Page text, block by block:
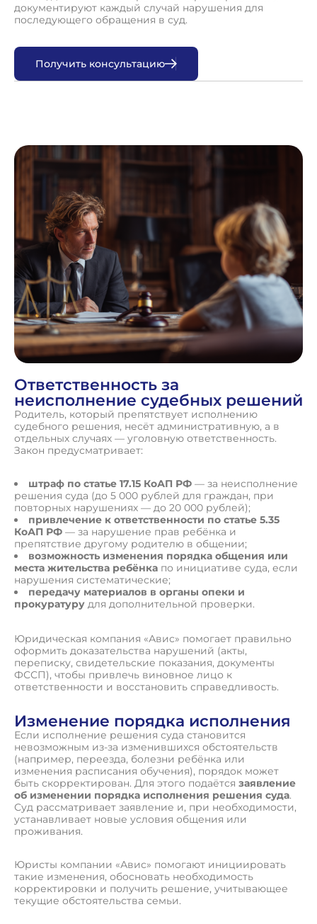
документируют каждый случай нарушения для
последующего обращения в суд.
Получить консультацию
Ответственность за
неисполнение судебных решений
Родитель, который препятствует исполнению
судебного решения, несёт административную, а в
отдельных случаях — уголовную ответственность.
Закон предусматривает:
штраф по статье 17.15 КоАП РФ — за неисполнение
решения суда (до 5 000 рублей для граждан, при
повторных нарушениях — до 20 000 рублей);
привлечение к ответственности по статье 5.35
КоАП РФ — за нарушение прав ребёнка и
препятствие другому родителю в общении;
возможность изменения порядка общения или
места жительства ребёнка по инициативе суда, если
нарушения систематические;
передачу материалов в органы опеки и
прокуратуру для дополнительной проверки.
Юридическая компания «Авис» помогает правильно
оформить доказательства нарушений (акты,
переписку, свидетельские показания, документы
ФССП), чтобы привлечь виновное лицо к
ответственности и восстановить справедливость.
Изменение порядка исполнения
Если исполнение решения суда становится
невозможным из-за изменившихся обстоятельств
(например, переезда, болезни ребёнка или
изменения расписания обучения), порядок может
быть скорректирован. Для этого подаётся заявление
об изменении порядка исполнения решения суда.
Суд рассматривает заявление и, при необходимости,
устанавливает новые условия общения или
проживания.
Юристы компании «Авис» помогают инициировать
такие изменения, обосновать необходимость
корректировки и получить решение, учитывающее
текущие обстоятельства семьи.